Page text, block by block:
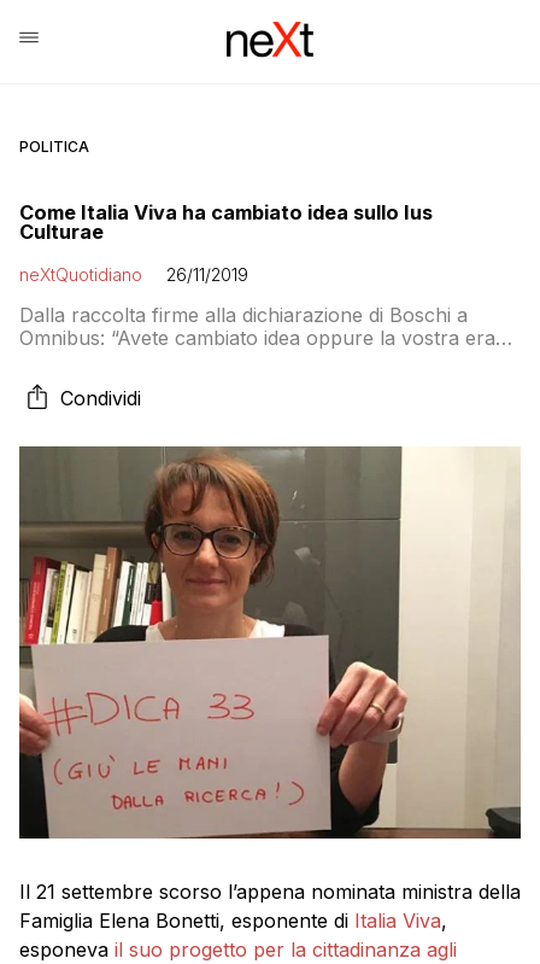
POLITICA
Come Italia Viva ha cambiato idea sullo Ius
Culturae
neXtQuotidiano 26/11/2019
Dalla raccolta firme alla dichiarazione di Boschi a
Omnibus: “Avete cambiato idea oppure la vostra era
indirizzi e fondare un altro partito?”
Condividi
Il 21 settembre scorso l’appena nominata ministra della
Famiglia Elena Bonetti, esponente di Italia Viva,
esponeva il suo progetto per la cittadinanza agli